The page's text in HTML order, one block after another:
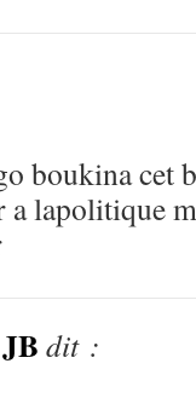
boukina cet
a lapolitique
dit :